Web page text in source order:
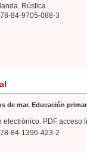
Rústica
84-9705-088-3
de mar. Educación
electrónico. PDF acceso
84-1396-423-2